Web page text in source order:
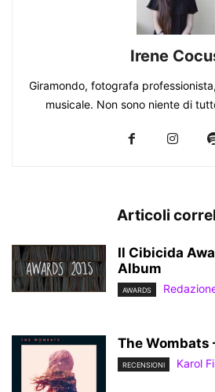
Irene
Giramondo, fotografa
musicale. Non sono niente di
Articoli
Il Cibicida
Album
AWARDS
The Wombats
RECENSIONI Karol